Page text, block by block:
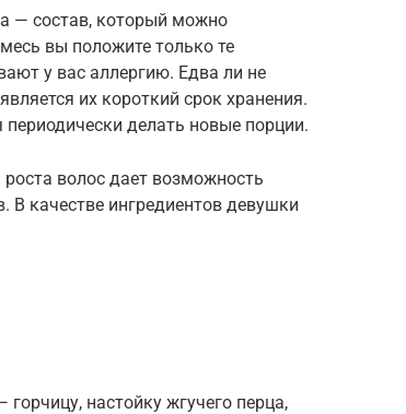
— состав, который можно
вы положите только те
у вас аллергию. Едва ли не
их короткий срок хранения.
делать новые порции.
волос дает возможность
В качестве ингредиентов девушки
настойку жгучего перца,